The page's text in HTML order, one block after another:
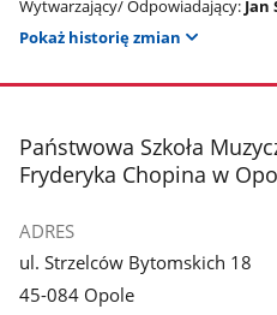
Wytwarzający/ Odpowiadający: Jan
Pokaż historię zmian
stopka
Państwowa Szkoła
Fryderyka Chopina w
ADRES
ul. Strzelców Bytomskich 18
45-084 Opole